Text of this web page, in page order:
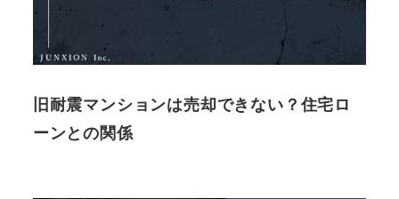
旧耐震マンションは売却できない？住宅ロ
ーンとの関係